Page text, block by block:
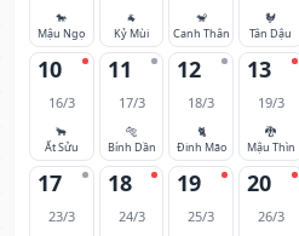
🐎
Mậu Ngọ
🐐
Kỷ Mùi
🐒
Canh Thân
🐓
Tân Dậu
10
16/3
🐂
Ất Sửu
11
17/3
🐅
Bính Dần
12
18/3
🐈
Đinh Mão
13
19/3
🐉
Mậu Thìn
17
23/3
18
24/3
19
25/3
20
26/3